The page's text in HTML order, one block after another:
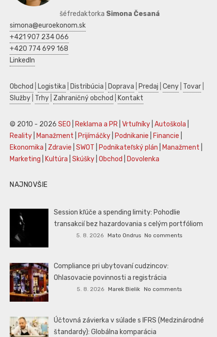
šéfredaktorka Simona Česaná
simona@euroekonom.sk
+421 907 234 066
+420 774 699 168
LinkedIn
Obchod Logistika Distribúcia Doprava Predaj Ceny Tovar
Služby Trhy Zahraničný obchod Kontakt
© 2010 - 2026 SEO Reklama a PR Vrtuľníky Autoškola
Reality
Manažment Prijímáčky Podnikanie Financie
Ekonomika
Zdravie SWOT Podnikateľský plán Manažment
Marketing
Kultúra Skúšky Obchod Dovolenka
NAJNOVŠIE
Session kľúče a spending limity: Pohodlie
transakcií bez hazardovania s celým portfóliom
5. 8. 2026 Mato Ondrus No comments
Compliance pri ubytovaní cudzincov:
Ohlasovacie povinnosti a registrácia
5. 8. 2026 Marek Bielik No comments
Účtovná závierka v súlade s IFRS (Medzinárodné
štandardy): Globálna komparácia